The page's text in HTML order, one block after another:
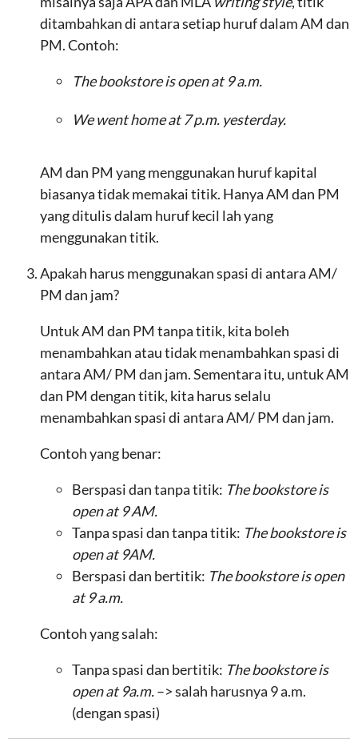
ditambahkan di antara setiap huruf dalam AM dan
PM. Contoh:
The bookstore is open at 9 a.m.
We went home at 7 p.m. yesterday.
AM dan PM yang menggunakan huruf kapital
biasanya tidak memakai titik. Hanya AM dan PM
yang ditulis dalam huruf kecil lah yang
menggunakan titik.
Apakah harus menggunakan spasi di antara AM/
PM dan jam?
Untuk AM dan PM tanpa titik, kita boleh
menambahkan atau tidak menambahkan spasi di
antara AM/ PM dan jam. Sementara itu, untuk AM
dan PM dengan titik, kita harus selalu
menambahkan spasi di antara AM/ PM dan jam.
Contoh yang benar:
Berspasi dan tanpa titik: The bookstore is
open at 9 AM.
Tanpa spasi dan tanpa titik: The bookstore is
open at 9AM.
Berspasi dan bertitik: The bookstore is open
at 9 a.m.
Contoh yang salah:
Tanpa spasi dan bertitik: The bookstore is
open at 9a.m.–> salah harusnya 9 a.m.
(dengan spasi)